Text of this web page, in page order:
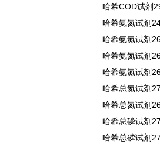
哈希COD试剂
哈希氨氮试剂
哈希氨氮试剂
哈希氨氮试剂
哈希氨氮试剂
哈希总氮试剂
哈希总氮试剂
哈希总磷试剂
哈希总磷试剂